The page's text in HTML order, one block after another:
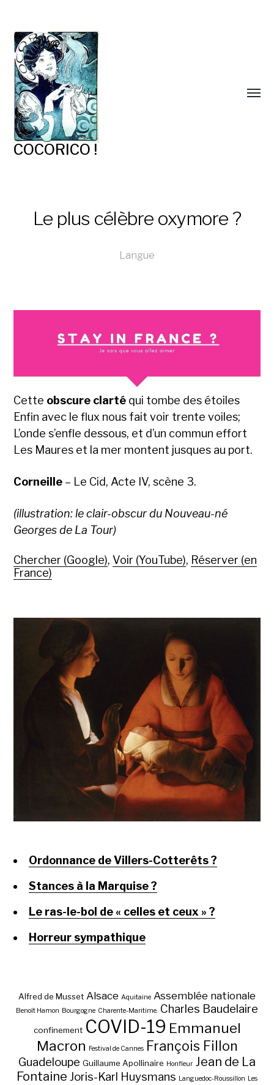
COCORICO !
Le plus célèbre oxymore ?
Langue
Cette obscure clarté qui tombe des étoiles
Enfin avec le flux nous fait voir trente voiles;
L’onde s’enfle dessous, et d’un commun effort
Les Maures et la mer montent jusques au port.
Corneille – Le Cid, Acte IV, scène 3.
(illustration: le clair-obscur du Nouveau-né
Georges de La Tour)
Chercher (Google), Voir (YouTube), Réserver (en
France)
Ordonnance de Villers-Cotterêts ?
Stances à la Marquise ?
Le ras-le-bol de « celles et ceux » ?
Horreur sympathique
Alfred de Musset Alsace Aquitaine Assemblée nationale
Benoît Hamon Bourgogne Charente-Maritime. Charles Baudelaire
confinement COVID-19 Emmanuel
Macron Festival de Cannes François Fillon
Guadeloupe Guillaume Apollinaire Honfleur Jean de La
Fontaine Joris-Karl Huysmans Languedoc-Roussillon Les